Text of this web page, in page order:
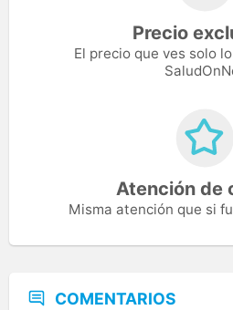
Precio
El precio que ves solo
Atención de
Misma atención que si
COMENTARIOS